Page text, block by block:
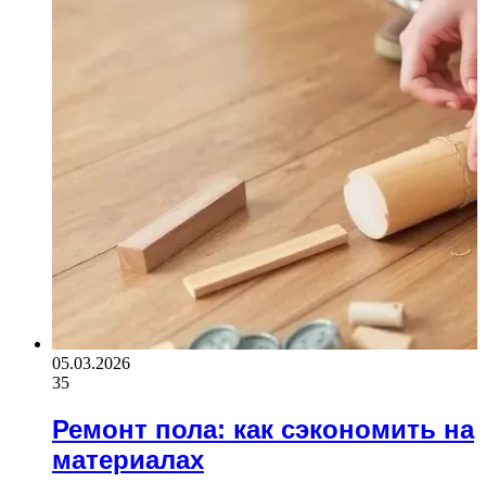
05.03.2026
35
Ремонт пола: как сэкономить на
материалах